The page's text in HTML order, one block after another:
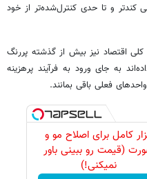
کندتر و تا حدی کنترل‌شده‌تر از خود
اقتصاد نیز بیش از گذشته پررنگ
به جای ورود به فرآیند پرهزینه
فعلی باقی بمانند.
کامل برای اصلاح مو و
(قیمت رو ببینی باور
نمیکنی!)